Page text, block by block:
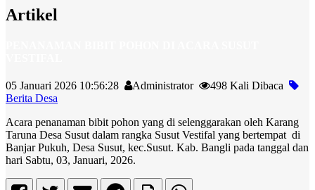
Artikel
05 Januari 2026 10:56:28 Administrator
498 Kali Dibaca
Berita Desa
Acara penanaman bibit pohon yang di selenggarakan oleh Karang
Taruna Desa Susut dalam rangka Susut Vestifal yang bertempat di
Banjar Pukuh, Desa Susut, kec.Susut. Kab. Bangli pada tanggal dan
hari Sabtu, 03, Januari, 2026.